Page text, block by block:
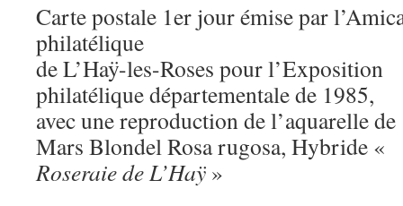
Carte postale 1er jour émise par
philatélique
de L’Haÿ-les-Roses pour l’Exposition
philatélique départementale de 1985,
avec une reproduction de l’aquarelle de
Mars Blondel Rosa rugosa, Hybride «
Roseraie de L’Haÿ »